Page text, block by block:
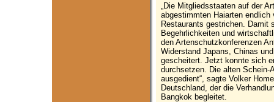
„Die Mitgliedsstaaten auf der
abgestimmten Haiarten
Restaurants gestrichen. Damit
Begehrlichkeiten und
den Artenschutzkonferenzen
Widerstand Japans, Chinas
gescheitert. Jetzt konnte sich
durchsetzen. Die alten Schein-
ausgedient“, sagte Volker
Deutschland, der die
Bangkok begleitet.